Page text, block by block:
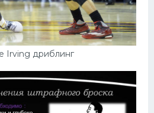
Irving дриблинг